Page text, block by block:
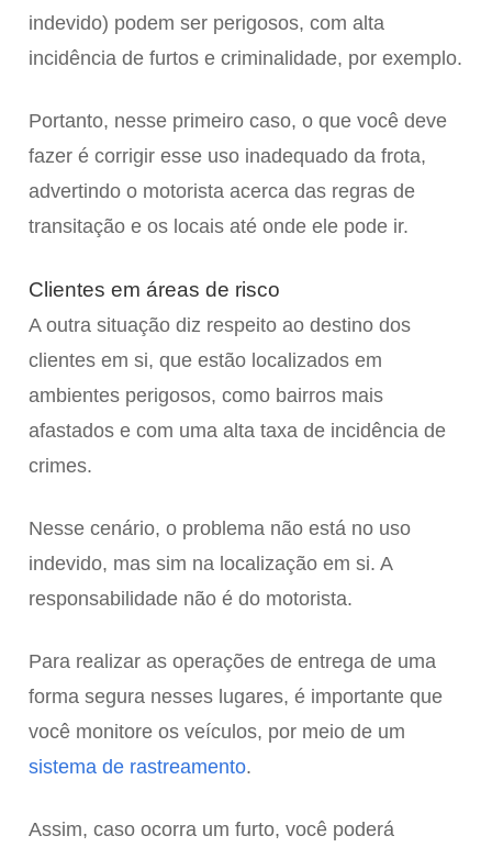
indevido) podem ser perigosos, com alta
incidência de furtos e criminalidade, por exemplo.
Portanto, nesse primeiro caso, o que você deve
fazer é corrigir esse uso inadequado da frota,
advertindo o motorista acerca das regras de
transitação e os locais até onde ele pode ir.
Clientes em áreas de risco
A outra situação diz respeito ao destino dos
clientes em si, que estão localizados em
ambientes perigosos, como bairros mais
afastados e com uma alta taxa de incidência de
crimes.
Nesse cenário, o problema não está no uso
indevido, mas sim na localização em si. A
responsabilidade não é do motorista.
Para realizar as operações de entrega de uma
forma segura nesses lugares, é importante que
você monitore os veículos, por meio de um
sistema de rastreamento.
Assim, caso ocorra um furto, você poderá